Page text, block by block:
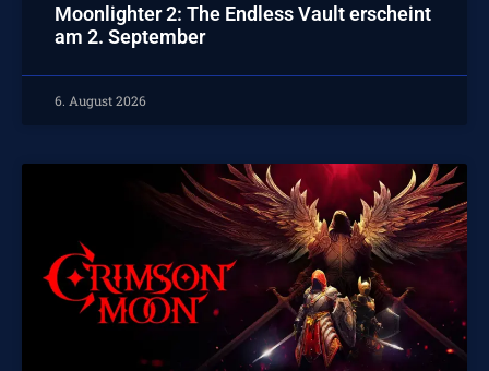
Moonlighter 2: The Endless Vault erscheint
am 2. September
6. August 2026